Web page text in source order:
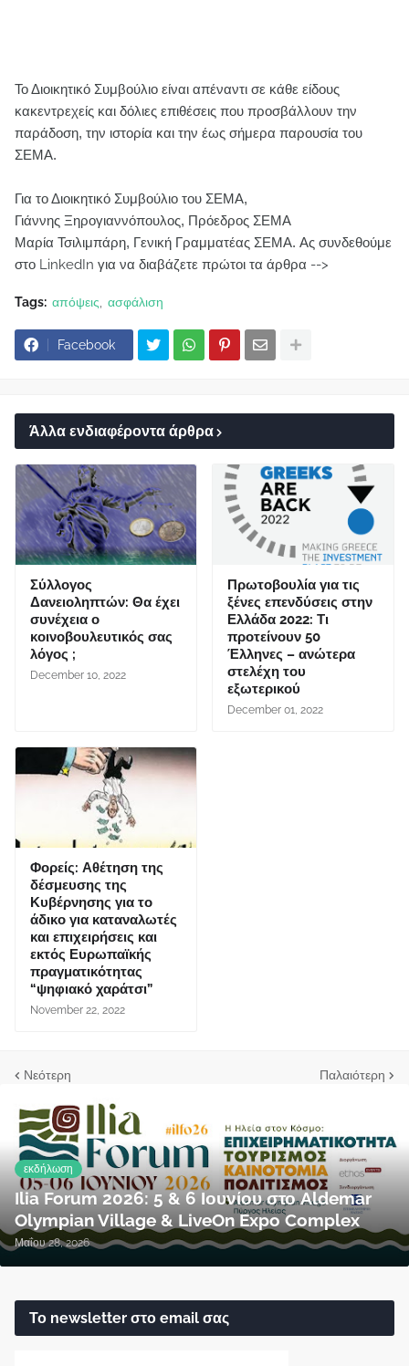
Το Διοικητικό Συμβούλιο είναι απέναντι σε κάθε είδους
κακεντρεχείς και δόλιες επιθέσεις που προσβάλλουν την
παράδοση, την ιστορία και την έως σήμερα παρουσία του
ΣΕΜΑ.
Για το Διοικητικό Συμβούλιο του ΣΕΜΑ,
Γιάννης Ξηρογιαννόπουλος, Πρόεδρος ΣΕΜΑ
Μαρία Τσιλιμπάρη, Γενική Γραμματέας ΣΕΜΑ. Ας συνδεθούμε
στο LinkedIn για να διαβάζετε πρώτοι τα άρθρα -->
Tags: απόψεις ασφάλιση
Facebook
Άλλα ενδιαφέροντα άρθρα
Σύλλογος
Δανειοληπτών: Θα έχει
συνέχεια ο
κοινοβουλευτικός σας
λόγος ;
December 10, 2022
Πρωτοβουλία για τις
ξένες επενδύσεις στην
Ελλάδα 2022: Τι
προτείνουν 50
Έλληνες – ανώτερα
στελέχη του
εξωτερικού
December 01, 2022
Φορείς: Αθέτηση της
δέσμευσης της
Κυβέρνησης για το
άδικο για καταναλωτές
και επιχειρήσεις και
εκτός Ευρωπαϊκής
πραγματικότητας
“ψηφιακό χαράτσι”
November 22, 2022
Νεότερη Παλαιότερη
εκδήλωση
Ilia Forum 2026: 5 & 6 Ιουνίου στο Aldemar
Olympian Village & LiveOn Expo Complex
Μαΐου 28, 2026
Το newsletter στο email σας